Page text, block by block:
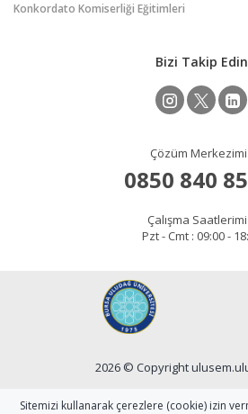
Konkordato Komiserliği Eğitimleri
Bizi Takip Edin
Çözüm
0850 840
Çalışma
Pzt - Cmt : 09:00 -
2026 © Copyright
Sitemizi kullanarak çerezlere (cookie) izin